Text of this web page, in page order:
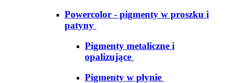
Powercolor - pigmenty w proszku i
patyny
Pigmenty metaliczne i
opalizujące
Pigmenty w płynie